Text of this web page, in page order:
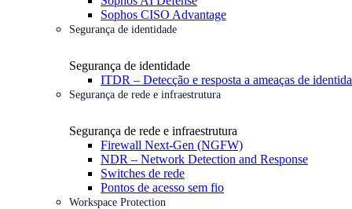
Sophos CISO Advantage
Segurança de identidade
Segurança de identidade
ITDR – Detecção e resposta a ameaças de
Segurança de rede e infraestrutura
Segurança de rede e infraestrutura
Firewall Next-Gen (NGFW)
NDR – Network Detection and Response
Switches de rede
Pontos de acesso sem fio
Workspace Protection